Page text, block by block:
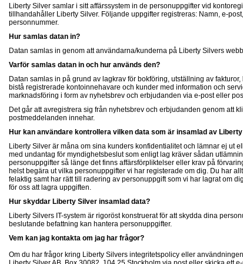
Liberty Silver samlar i sitt affärssystem in de personuppgifter vid
tillhandahåller Liberty Silver. Följande uppgifter registreras: Namn, e-
personnummer.
Hur samlas datan in?
Datan samlas in genom att användarna/kunderna på Liberty Silvers
Varför samlas datan in och hur används den?
Datan samlas in på grund av lagkrav för bokföring, utställning av
bistå registrerade kontoinnehavare och kunder med information och
marknadsföring i form av nyhetsbrev och erbjudanden via e-post eller
Det går att avregistrera sig från nyhetsbrev och erbjudanden genom att
postmeddelanden innehar.
Hur kan användare kontrollera vilken data som är insamlad av
Liberty Silver är måna om sina kunders konfidentialitet och lämnar ej ut
med undantag för myndighetsbeslut som enligt lag kräver sådan
personuppgifter så länge det finns affärsförpliktelser eller krav på
helst begära ut vilka personuppgifter vi har registerade om dig. Du har
felaktig samt har rätt till radering av personuppgift som vi har lagrat om
för oss att lagra uppgiften.
Hur skyddar Liberty Silver insamlad data?
Liberty Silvers IT-system är rigoröst konstruerat för att skydda dina
beslutande befattning kan hantera personuppgifter.
Vem kan jag kontakta om jag har frågor?
Om du har frågor kring Liberty Silvers integritetspolicy eller